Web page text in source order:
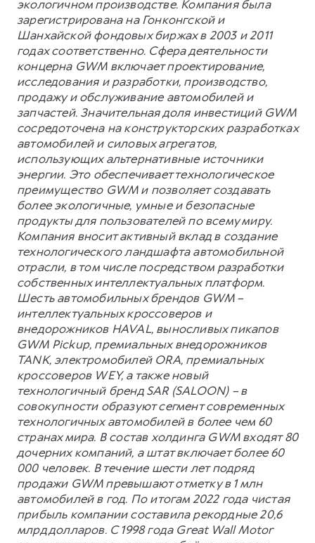
экологичном производстве. Компания была
зарегистрирована на Гонконгской и
Шанхайской фондовых биржах в 2003 и 2011
годах соответственно. Сфера деятельности
концерна GWM включает проектирование,
исследования и разработки, производство,
продажу и обслуживание автомобилей и
запчастей. Значительная доля инвестиций GWM
сосредоточена на конструкторских разработках
автомобилей и силовых агрегатов,
использующих альтернативные источники
энергии. Это обеспечивает технологическое
преимущество GWM и позволяет создавать
более экологичные, умные и безопасные
продукты для пользователей по всему миру.
Компания вносит активный вклад в создание
технологического ландшафта автомобильной
отрасли, в том числе посредством разработки
собственных интеллектуальных платформ.
Шесть автомобильных брендов GWM –
интеллектуальных кроссоверов и
внедорожников HAVAL, выносливых пикапов
GWM Pickup, премиальных внедорожников
TANK, электромобилей ORA, премиальных
кроссоверов WEY, а также новый
технологичный бренд SAR (SALOON) – в
совокупности образуют сегмент современных
технологичных автомобилей в более чем 60
странах мира. В состав холдинга GWM входят 80
дочерних компаний, а штат включает более 60
000 человек. В течение шести лет подряд
продажи GWM превышают отметку в 1 млн
автомобилей в год. По итогам 2022 года чистая
прибыль компании составила рекордные 20,6
млрд долларов. С 1998 года Great Wall Motor